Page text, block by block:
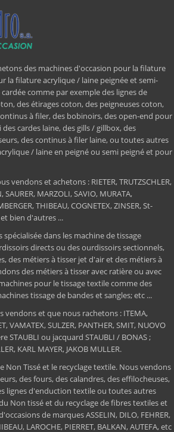
des machines d'occasion pour la filature
la filature acrylique / laine peignée et semi-
comme par exemple des lignes de
des étirages coton, des peigneuses coton,
à filer, des bobinoirs, des open-end pour
cardes laine, des gills / gillbox, des
des continus à filer laine, ou toutes autres
/ laine en peigné ou semi peigné et pour
vendons et achetons : RIETER, TRUTZSCHLER,
SAURER, MARZOLI, SAVIO, MURATA,
THIBEAU, COGNETEX, ZINSER, St-
et bien d'autres ...
dans les machine de tissage
directs ou des ourdissoirs sectionnels,
des métiers à tisser jet d'air et des métiers à
des métiers à tisser avec ratière ou avec
pour le tissage textile comme des
tissage de bandes et sangles; etc ...
vendons et que nous rachetons : ITEMA,
VAMATEX, SULZER, PANTHER, SMIT, NUOVO
STAUBLI ou jacquard STAUBLI / BONAS ;
KARL MAYER, JAKOB MULLER.
Non Tissé et le recyclage textile. Nous vendons
des fours, des calandres, des effilocheuses,
lignes d'enduction textile ou toutes autres
Non tissé et du recyclage de fibres textiles et
de marques ASSELIN, DILO, FEHRER,
LAROCHE, PIERRET, BALKAN, AUTEFA, etc